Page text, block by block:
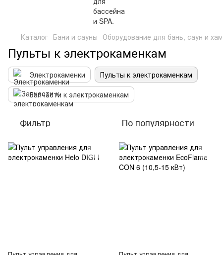
Каталог Бани и сауны Оборудование для бань, саун и
Пульты к электрокаменкам
Электрокаменки
Пульты к электрокаменкам
Запчасти к электрокаменкам
Фильтр По популярности